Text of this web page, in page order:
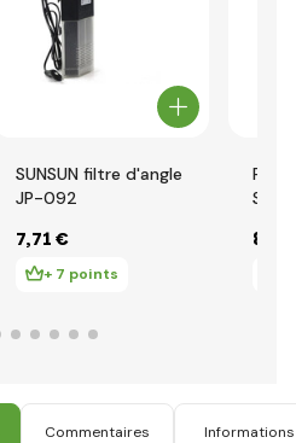
SUNSUN filtre d'angle
JP-092
7,71 €
+ 7 points
8
Commentaires